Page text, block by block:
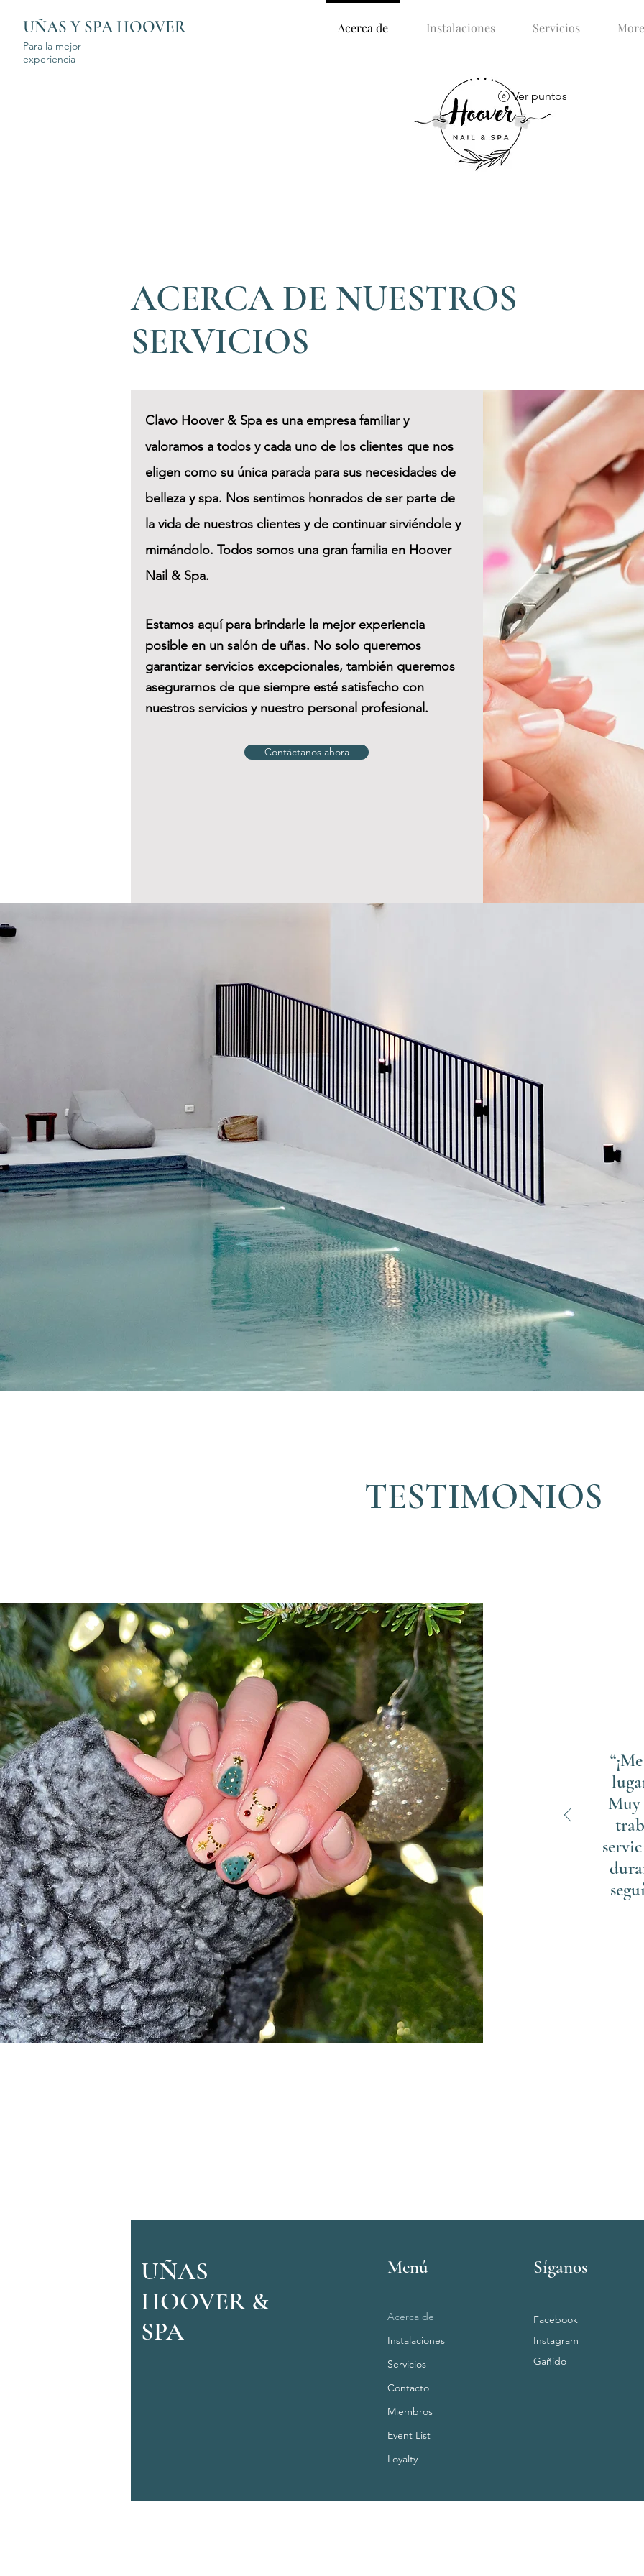
UÑAS Y SPA HOOVER
Para la mejor
experiencia
Acerca de Instalaciones Servicios More
Ver puntos
ACERCA DE NUESTROS
SERVICIOS
Clavo Hoover & Spa es una empresa familiar y
valoramos a todos y cada uno de los clientes que nos
eligen como su única parada para sus necesidades de
belleza y spa. Nos sentimos honrados de ser parte de
la vida de nuestros clientes y de continuar sirviéndole y
mimándolo. Todos somos una gran familia en Hoover
Nail & Spa.
Estamos aquí para brindarle la mejor experiencia
posible en un salón de uñas. No solo queremos
garantizar servicios excepcionales, también queremos
asegurarnos de que siempre esté satisfecho con
nuestros servicios y nuestro personal profesional.
Contáctanos ahora
TESTIMONIOS
Muy
UÑAS
HOOVER &
SPA
Menú Síganos
Acerca de
Instalaciones
Servicios
Contacto
Miembros
Event List
Loyalty
Facebook
Instagram
Gañido